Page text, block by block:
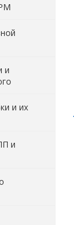
и
и их
и